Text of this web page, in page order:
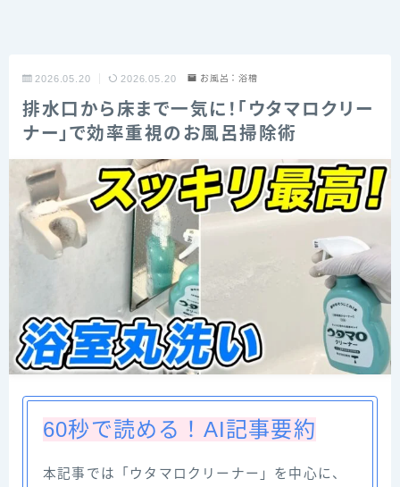
2026.05.20 2026.05.20 お風呂：浴槽
排水口から床まで一気に！「ウタマロクリー
ナー」で効率重視のお風呂掃除術
60秒で読める！AI記事要約
本記事では「ウタマロクリーナー」を中心に、